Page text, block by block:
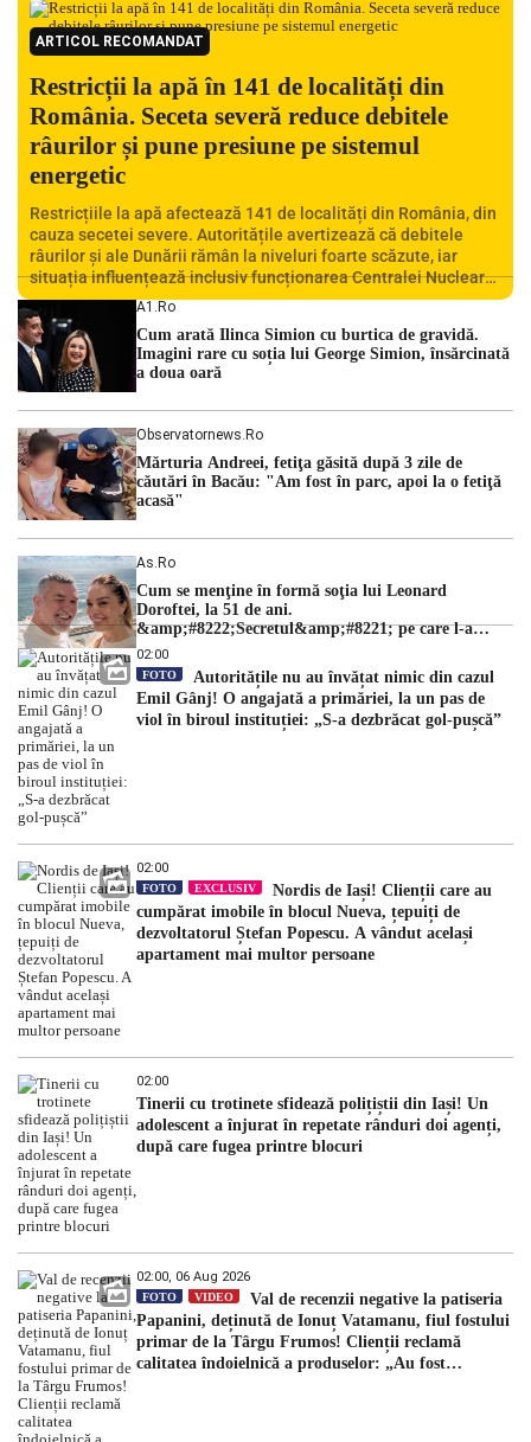
ARTICOL RECOMANDAT
Restricții la apă în 141 de localități din
România. Seceta severă reduce debitele
râurilor și pune presiune pe sistemul
energetic
Restricțiile la apă afectează 141 de localități din România, din
cauza secetei severe. Autoritățile avertizează că debitele
râurilor și ale Dunării rămân la niveluri foarte scăzute, iar
situația influențează inclusiv funcționarea Centralei Nucleare
de la Cernavodă. România se confruntă cu una dintre cele mai
dificile perioade din punct de vedere hidrologic din ultimii ani.
Lipsa […]
A1.ro
Cum arată Ilinca Simion cu burtica de gravidă.
Imagini rare cu soția lui George Simion, însărcinată
a doua oară
Observatornews.ro
Mărturia Andreei, fetiţa găsită după 3 zile de
căutări în Bacău: "Am fost în parc, apoi la o fetiţă
acasă"
As.ro
Cum se menţine în formă soţia lui Leonard
Doroftei, la 51 de ani.
&amp;#8222;Secretul&amp;#8221; pe care l-a
dezvăluit
02:00
FOTO
Autoritățile nu au învățat nimic din cazul
Emil Gânj! O angajată a primăriei, la un pas de
viol în biroul instituției: „S-a dezbrăcat gol-pușcă”
02:00
FOTO EXCLUSIV
Nordis de Iași! Clienții care au
cumpărat imobile în blocul Nueva, țepuiți de
dezvoltatorul Ștefan Popescu. A vândut același
apartament mai multor persoane
02:00
Tinerii cu trotinete sfidează polițiștii din Iași! Un
adolescent a înjurat în repetate rânduri doi agenți,
după care fugea printre blocuri
02:00, 06 Aug 2026
FOTO VIDEO
Val de recenzii negative la patiseria
Papanini, deținută de Ionuț Vatamanu, fiul fostului
primar de la Târgu Frumos! Clienții reclamă
calitatea îndoielnică a produselor: „Au fost